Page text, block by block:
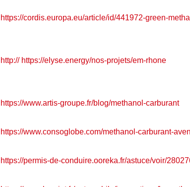
https://cordis.europa.eu/article/id/441972-green-
http:// https://elyse.energy/nos-projets/em-rhone
https://www.artis-groupe.fr/blog/methanol-carburant
https://www.consoglobe.com/methanol-carburant-
https://permis-de-conduire.ooreka.fr/astuce/voir/